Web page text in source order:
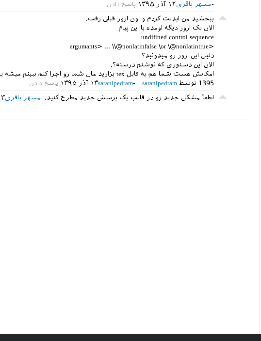
۱۲ آذر ۱۳۹۵مسهر باقری
ببخشید من اپدیت کردم و اون ارور قبلی رفت.
الان یک ارور دیگه اومده با این پیام
undifined control sequence
<argumants> ... \\@nonlatinfalse \or \@nonlatintrue
دلیل این ارور رو میدونید؟
الان این دستوری که نوشتم درسته؟.
امکانش هست شما هم یه فایل tex بزارید مال شما رو اجرا کنم ببینم میشه یا نه؟
1395 توسط saranipedram ۱۳ آذر ۱۳۹۵saranipedram
لطفاً مشکل جدید رو در قالب یک پرسش جدید مطرح کنید.
۱۳ آذرمسهر باقری